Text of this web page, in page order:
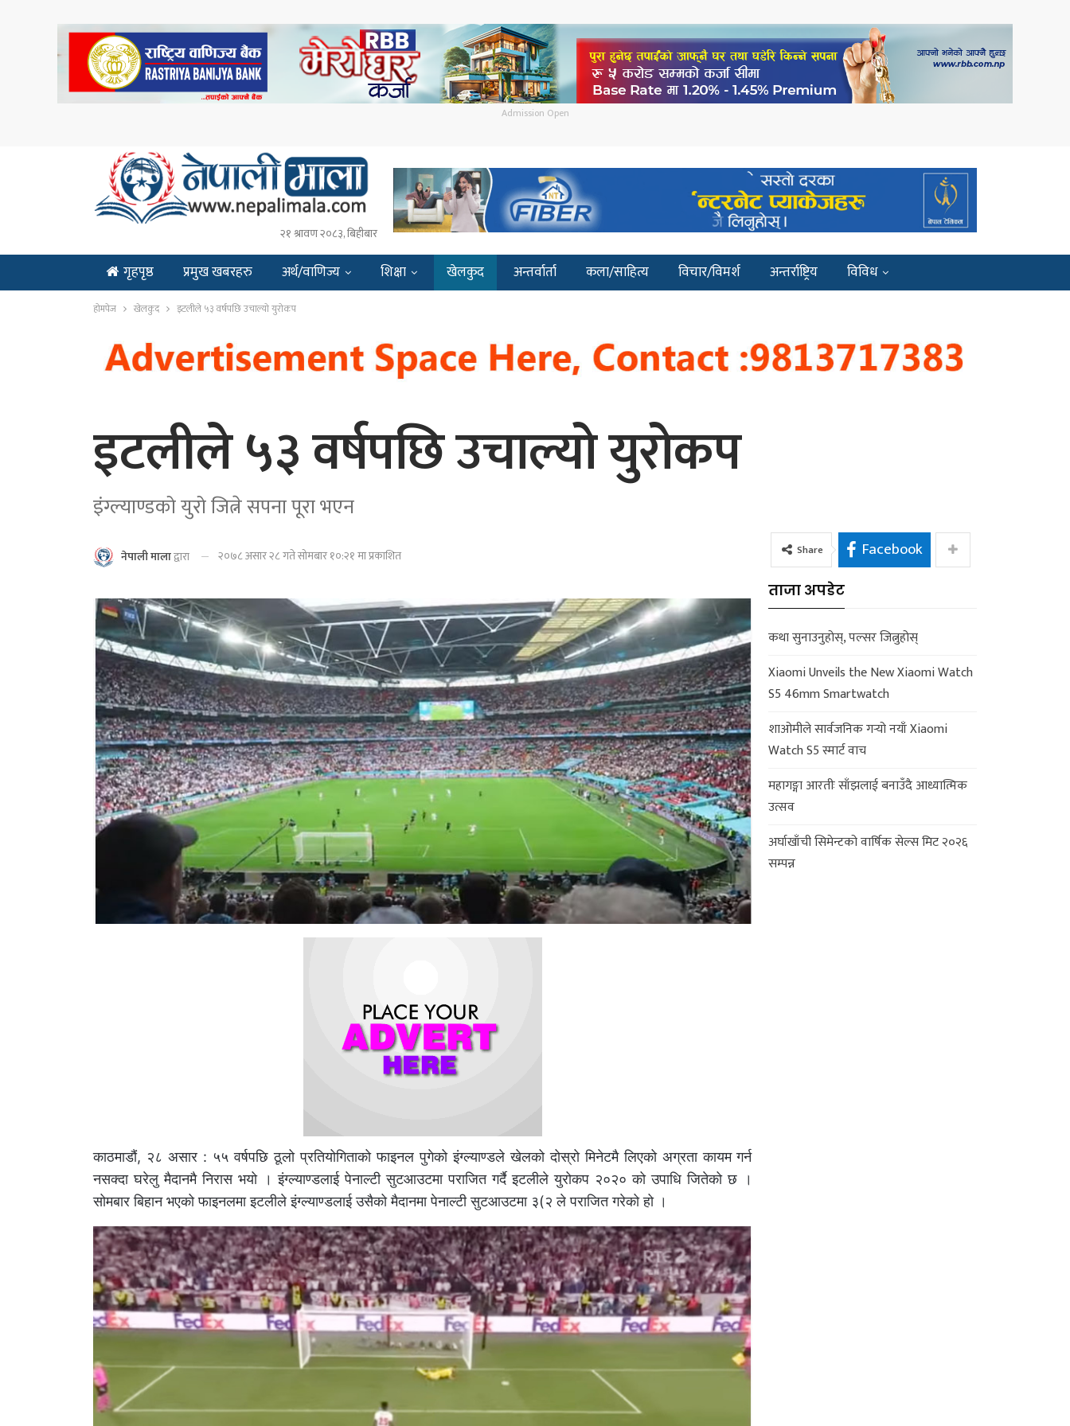
Admission Open
२१ श्रावण २०८३, बिहीबार
गृहपृष्ठ प्रमुख खबरहरु अर्थ/वाणिज्य शिक्षा खेलकुद अन्तर्वार्ता कला/साहित्य विचार/विमर्श अन्तर्राष्ट्रिय
विविध
ENGLISH
होमपेज खेलकुद इटलीले ५३ वर्षपछि उचाल्यो युरोकप
इटलीले ५३ वर्षपछि उचाल्यो युरोकप
इंग्ल्याण्डको युरो जित्ने सपना पूरा भएन
नेपाली मालाद्वारा २०७८ असार २८ गते सोमबार १०:२१ मा प्रकाशित Share Facebook
काठमाडौं, २८ असार : ५५ वर्षपछि ठूलो प्रतियोगिताको फाइनल पुगेको इंग्ल्याण्डले खेलको दोस्रो मिनेटमै लिएको अग्रता कायम गर्न
नसक्दा घरेलु मैदानमै निरास भयो । इंग्ल्याण्डलाई पेनाल्टी सुटआउटमा पराजित गर्दै इटलीले युरोकप २०२० को उपाधि जितेको छ ।
सोमबार बिहान भएको फाइनलमा इटलीले इंग्ल्याण्डलाई उसैको मैदानमा पेनाल्टी सुटआउटमा ३(२ ले पराजित गरेको हो ।
ताजा अपडेट
कथा सुनाउनुहोस्, पल्सर जित्नुहोस्
Xiaomi Unveils the New Xiaomi Watch
S5 46mm Smartwatch
शाओमीले सार्वजनिक गर्‍यो नयाँ Xiaomi
Watch S5 स्मार्ट वाच
महागङ्गा आरतीः साँझलाई बनाउँदै आध्यात्मिक
उत्सव
अर्घाखाँची सिमेन्टको वार्षिक सेल्स मिट २०२६
सम्पन्न